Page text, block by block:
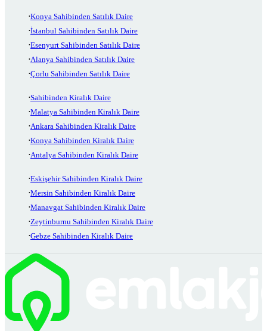
Konya Sahibinden Satılık Daire
İstanbul Sahibinden Satılık Daire
Esenyurt Sahibinden Satılık Daire
Alanya Sahibinden Satılık Daire
Çorlu Sahibinden Satılık Daire
Sahibinden Kiralık Daire
Malatya Sahibinden Kiralık Daire
Ankara Sahibinden Kiralık Daire
Konya Sahibinden Kiralık Daire
Antalya Sahibinden Kiralık Daire
Eskişehir Sahibinden Kiralık Daire
Mersin Sahibinden Kiralık Daire
Manavgat Sahibinden Kiralık Daire
Zeytinburnu Sahibinden Kiralık Daire
Gebze Sahibinden Kiralık Daire